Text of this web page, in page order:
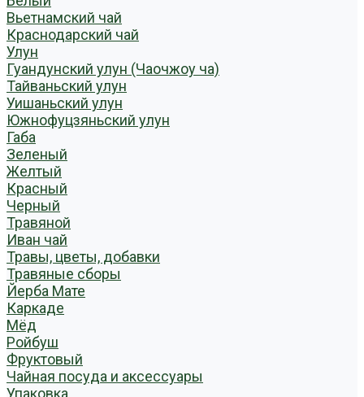
Вьетнамский чай
Краснодарский чай
Улун
Гуандунский улун (Чаочжоу ча)
Тайваньский улун
Уишаньский улун
Южнофуцзяньский улун
Габа
Зеленый
Желтый
Красный
Черный
Травяной
Иван чай
Травы, цветы, добавки
Травяные сборы
Йерба Мате
Каркаде
Мёд
Ройбуш
Фруктовый
Чайная посуда и аксессуары
Упаковка